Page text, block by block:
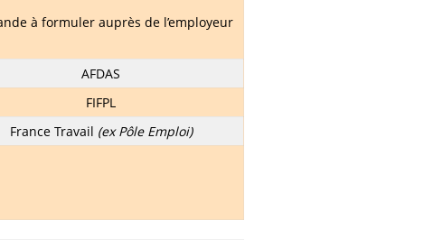
à formuler auprès de l’employeur
AFDAS
FIFPL
France Travail (ex Pôle Emploi)